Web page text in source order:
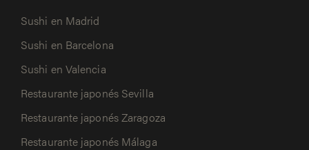
Sushi en Madrid
Sushi en Barcelona
Sushi en Valencia
Restaurante japonés Sevilla
Restaurante japonés Zaragoza
Restaurante japonés Málaga